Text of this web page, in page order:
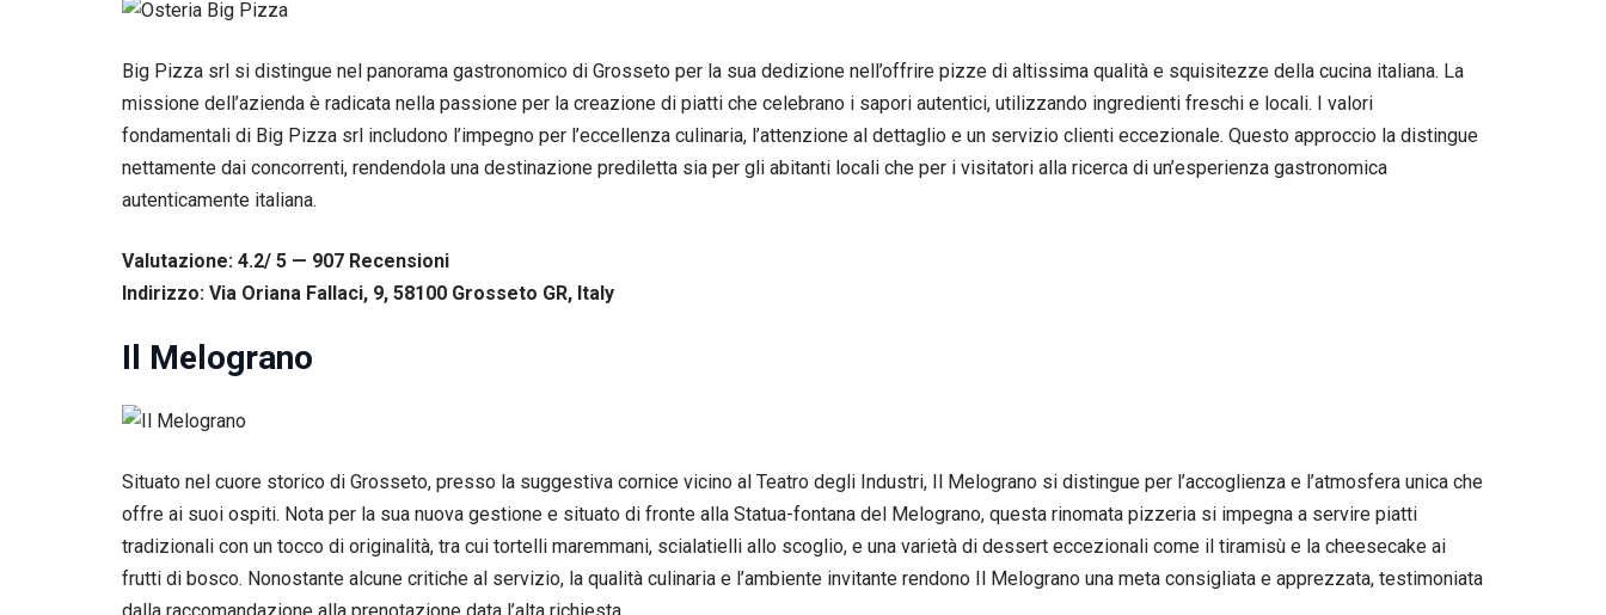
Big Pizza srl si distingue nel panorama gastronomico di Grosseto per la sua dedizione nell’offrire pizze di altissima qualità e squisitezze della cucina italiana. La
missione dell’azienda è radicata nella passione per la creazione di piatti che celebrano i sapori autentici, utilizzando ingredienti freschi e locali. I valori
fondamentali di Big Pizza srl includono l’impegno per l’eccellenza culinaria, l’attenzione al dettaglio e un servizio clienti eccezionale. Questo approccio la distingue
nettamente dai concorrenti, rendendola una destinazione prediletta sia per gli abitanti locali che per i visitatori alla ricerca di un’esperienza gastronomica
autenticamente italiana.
Valutazione: 4.2/ 5 — 907 Recensioni
Indirizzo: Via Oriana Fallaci, 9, 58100 Grosseto GR, Italy
Il Melograno
Situato nel cuore storico di Grosseto, presso la suggestiva cornice vicino al Teatro degli Industri, Il Melograno si distingue per l’accoglienza e l’atmosfera unica che
offre ai suoi ospiti. Nota per la sua nuova gestione e situato di fronte alla Statua-fontana del Melograno, questa rinomata pizzeria si impegna a servire piatti
tradizionali con un tocco di originalità, tra cui tortelli maremmani, scialatielli allo scoglio, e una varietà di dessert eccezionali come il tiramisù e la cheesecake ai
frutti di bosco. Nonostante alcune critiche al servizio, la qualità culinaria e l’ambiente invitante rendono Il Melograno una meta consigliata e apprezzata, testimoniata
Necessari
Questi cookie
necessari per il
del sito web.
Statistiche
consentirci
funzionalità